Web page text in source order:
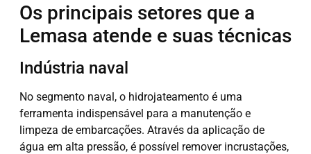
Os principais setores que a
Lemasa atende e suas técnicas
Indústria naval
No segmento naval, o hidrojateamento é uma
ferramenta indispensável para a manutenção e
limpeza de embarcações. Através da aplicação de
água em alta pressão, é possível remover incrustações,